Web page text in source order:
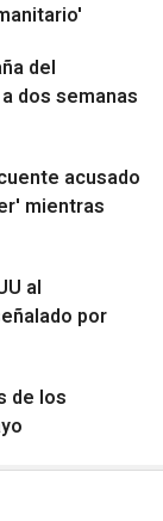
del
dos semanas
acusado
mientras
al
por
de los